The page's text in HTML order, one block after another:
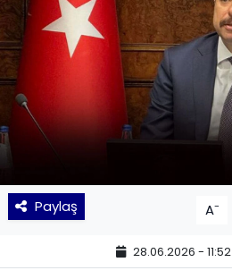
Paylaş A-
28.06.2026 - 11:52
Siyaset
TEKNOLOJİ
YEREL POLİTİKA
YEREL YÖNETİMLER